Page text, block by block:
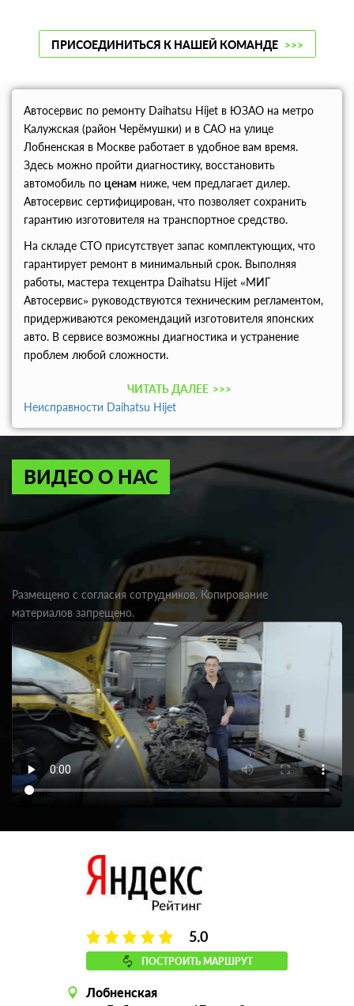
ПРИСОЕДИНИТЬСЯ К НАШЕЙ КОМАНДЕ >>>
Автосервис по ремонту Daihatsu Hijet в ЮЗАО на метро
Калужская (район Черёмушки) и в САО на улице
Лобненская в Москве работает в удобное вам время.
Здесь можно пройти диагностику, восстановить
автомобиль по ценам ниже, чем предлагает дилер.
Автосервис сертифицирован, что позволяет сохранить
гарантию изготовителя на транспортное средство.
На складе СТО присутствует запас комплектующих, что
гарантирует ремонт в минимальный срок. Выполняя
работы, мастера техцентра Daihatsu Hijet «МИГ
Автосервис» руководствуются техническим регламентом,
придерживаются рекомендаций изготовителя японских
авто. В сервисе возможны диагностика и устранение
проблем любой сложности.
ЧИТАТЬ ДАЛЕЕ >>>
Неисправности Daihatsu Hijet
ВИДЕО О НАС
Размещено с согласия сотрудников. Копирование
материалов запрещено.
5.0
ПОСТРОИТЬ МАРШРУТ
Лобненская